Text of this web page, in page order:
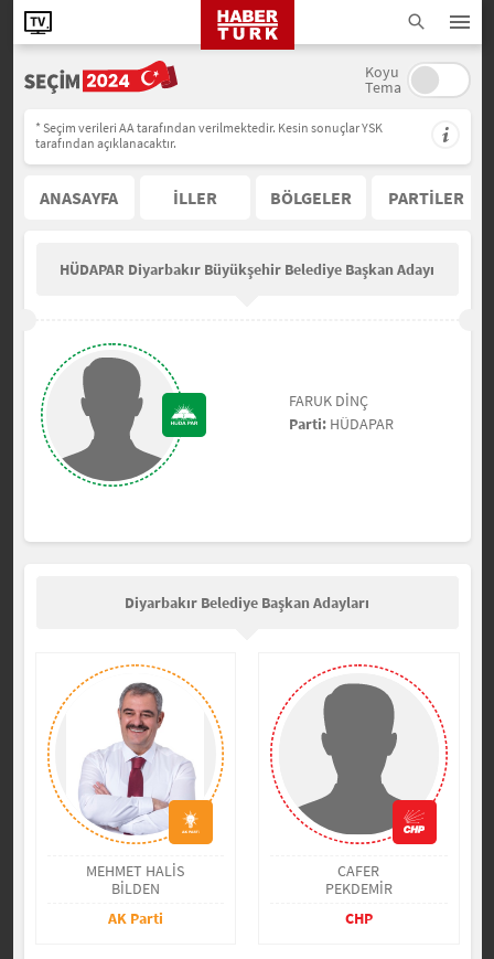
Koyu
Tema
* Seçim verileri AA tarafından verilmektedir. Kesin sonuçlar YSK
tarafından açıklanacaktır.
ANASAYFA İLLER BÖLGELER PARTİLER
HÜDAPAR Diyarbakır Büyükşehir Belediye Başkan Adayı
FARUK DİNÇ
Parti:HÜDAPAR
Diyarbakır Belediye Başkan Adayları
MEHMET HALİS
BİLDEN
AK Parti
CAFER
PEKDEMİR
CHP